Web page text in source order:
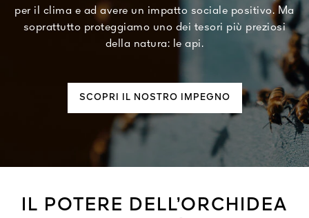
per il clima e ad avere un impatto sociale positivo. Ma
soprattutto proteggiamo uno dei tesori più preziosi
della natura: le api.
SCOPRI IL NOSTRO IMPEGNO
IL POTERE DELL’ORCHIDEA